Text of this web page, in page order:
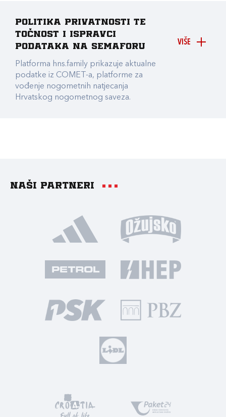
VIŠE
Politika privatnosti te
točnost i ispravci
podataka na Semaforu
Platforma hns.family prikazuje aktualne
podatke iz COMET-a, platforme za
vođenje nogometnih natjecanja
Hrvatskog nogometnog saveza.
Naši partneri